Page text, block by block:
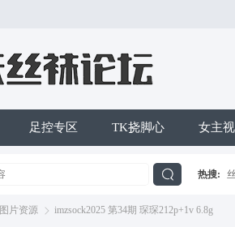
足控专区 TK挠脚心 女主
热搜:
图片资源 imzsock2025 第34期 琛琛212p+1v 6.8g